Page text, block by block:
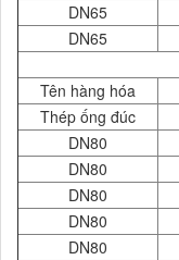
DN65
DN65
Tên hàng hóa
Thép ống đúc
DN80
DN80
DN80
DN80
DN80